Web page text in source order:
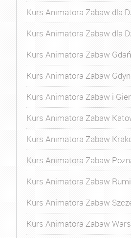
Kurs Animatora Zabaw dla
Kurs Animatora Zabaw dla
Kurs Animatora Zabaw
Kurs Animatora Zabaw
Kurs Animatora Zabaw i
Kurs Animatora Zabaw
Kurs Animatora Zabaw
Kurs Animatora Zabaw
Kurs Animatora Zabaw
Kurs Animatora Zabaw
Kurs Animatora Zabaw